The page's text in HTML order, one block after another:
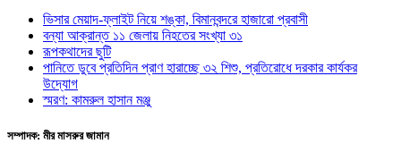
ভিসার মেয়াদ-ফ্লাইট নিয়ে শঙ্কা, বিমানবন্দরে হাজারো প্রবাসী
বন্যা আক্রান্ত ১১ জেলায় নিহতের সংখ্যা ৩১
রূপকথাদের ছুটি
পানিতে ডুবে প্রতিদিন প্রাণ হারাচ্ছে ৩২ শিশু, প্রতিরোধে দরকার কার্যকর
উদ্যোগ
স্মরণ: কামরুল হাসান মঞ্জু
সম্পাদক: মীর মাসরুর জামান